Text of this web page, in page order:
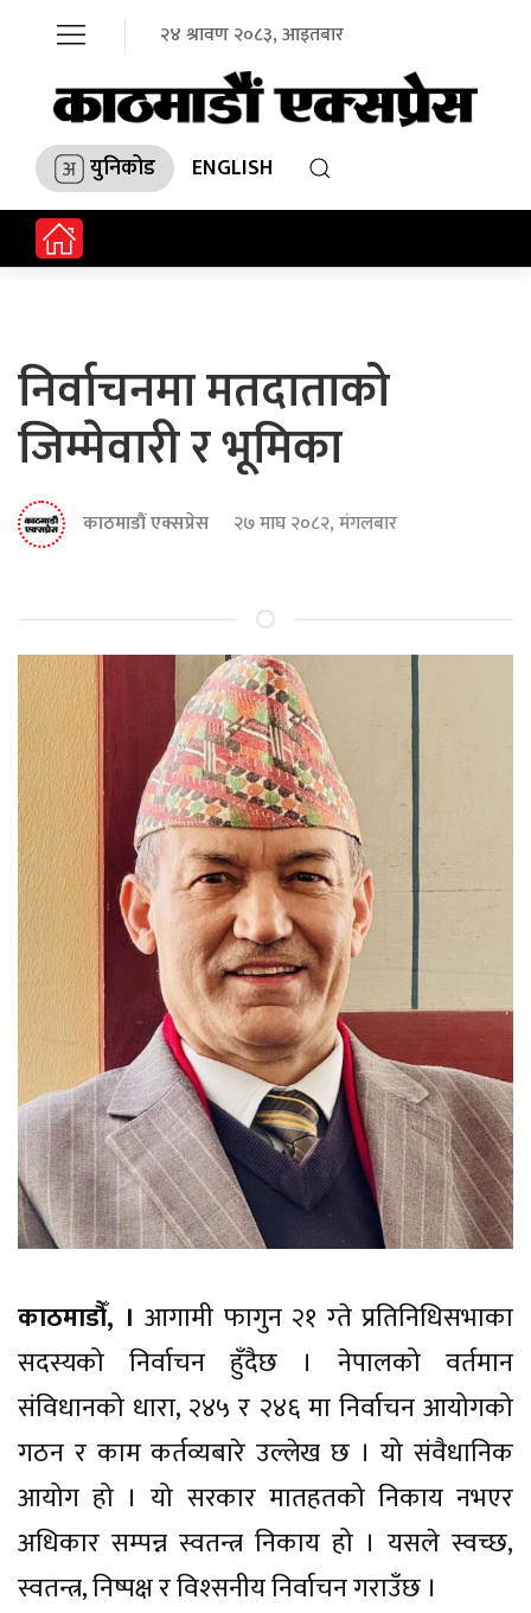
२४ श्रावण २०८३, आइतबार
युनिकोड ENGLISH
निर्वाचनमा मतदाताको
जिम्मेवारी र भूमिका
काठमाडौं एक्सप्रेस २७ माघ २०८२, मंगलबार
काठमाडौँ, । आगामी फागुन २१ ग्ते प्रतिनिधिसभाका
सदस्यको निर्वाचन हुँदैछ । नेपालको वर्तमान
संविधानको धारा, २४५ र २४६ मा निर्वाचन आयोगको
गठन र काम कर्तव्यबारे उल्लेख छ । यो संवैधानिक
आयोग हो । यो सरकार मातहतको निकाय नभएर
अधिकार सम्पन्न स्वतन्त्र निकाय हो । यसले स्वच्छ,
स्वतन्त्र, निष्पक्ष र विश्सनीय निर्वाचन गराउँछ ।